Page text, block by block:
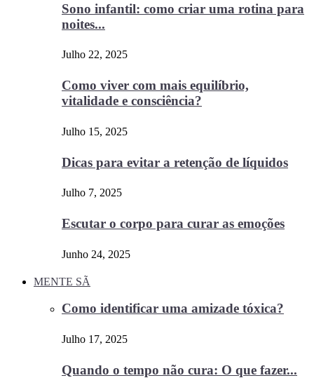
Sono infantil: como criar uma rotina para
noites...
Julho 22, 2025
Como viver com mais equilíbrio,
vitalidade e consciência?
Julho 15, 2025
Dicas para evitar a retenção de líquidos
Julho 7, 2025
Escutar o corpo para curar as emoções
Junho 24, 2025
MENTE SÃ
Como identificar uma amizade tóxica?
Julho 17, 2025
Quando o tempo não cura: O que fazer...